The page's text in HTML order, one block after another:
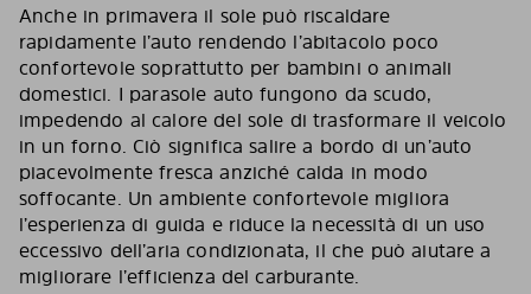
Anche in primavera il sole può riscaldare
rapidamente l’auto rendendo l’abitacolo poco
confortevole soprattutto per bambini o animali
domestici. I parasole auto fungono da scudo,
impedendo al calore del sole di trasformare il veicolo
in un forno. Ciò significa salire a bordo di un’auto
piacevolmente fresca anziché calda in modo
soffocante. Un ambiente confortevole migliora
l’esperienza di guida e riduce la necessità di un uso
eccessivo dell’aria condizionata, il che può aiutare a
migliorare l’efficienza del carburante.